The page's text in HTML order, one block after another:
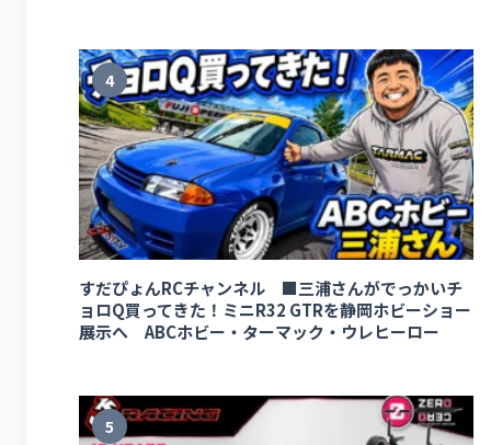
4
すだぴょんRCチャンネル ■三浦さんがでっかいチ
ョロQ買ってきた！ミニR32 GTRを静岡ホビーショー
展示へ ABCホビー・ターマック・ウレヒーロー
5